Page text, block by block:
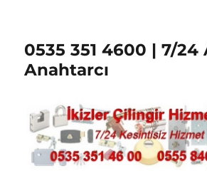
0535 351 4600 | 7/24
Anahtarcı